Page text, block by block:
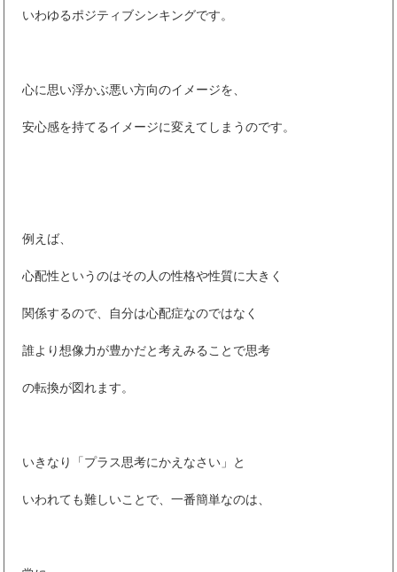
いわゆるポジティブシンキングです。
心に思い浮かぶ悪い方向のイメージを、
安心感を持てるイメージに変えてしまうのです。
例えば、
心配性というのはその人の性格や性質に大きく
関係するので、自分は心配症なのではなく
誰より想像力が豊かだと考えみることで思考
の転換が図れます。
いきなり「プラス思考にかえなさい」と
いわれても難しいことで、一番簡単なのは、